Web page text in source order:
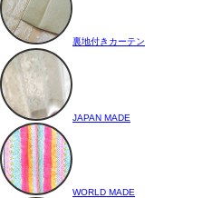
裏地付きカーテン
JAPAN MADE
WORLD MADE